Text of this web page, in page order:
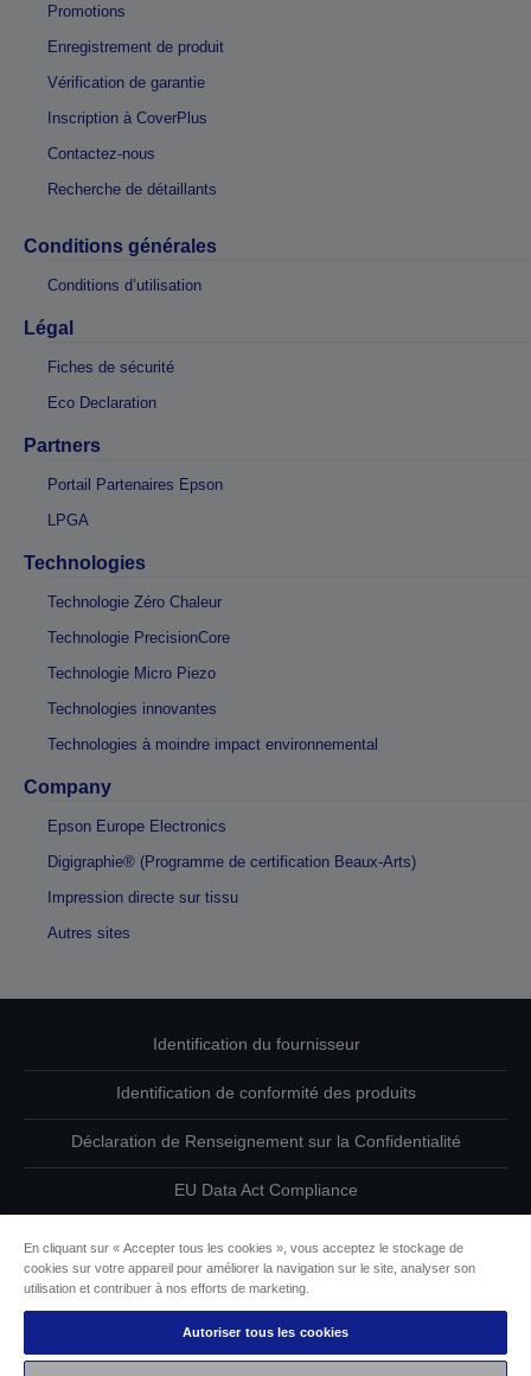
Promotions
Enregistrement de produit
Vérification de garantie
Inscription à CoverPlus
Contactez-nous
Recherche de détaillants
Conditions générales
Conditions d’utilisation
Légal
Fiches de sécurité
Eco Declaration
Partners
Portail Partenaires Epson
LPGA
Technologies
Technologie Zéro Chaleur
Technologie PrecisionCore
Technologie Micro Piezo
Technologies innovantes
Technologies à moindre impact environnemental
Company
Epson Europe Electronics
Digigraphie® (Programme de certification Beaux-Arts)
Impression directe sur tissu
Autres sites
Identification du fournisseur
Identification de conformité des produits
Déclaration de Renseignement sur la Confidentialité
EU Data Act Compliance
Informations sur les cookies
L’engagement d’Epson pour l’accessibilité
En cliquant sur « Accepter tous les cookies », vous acceptez le stockage de
cookies sur votre appareil pour améliorer la navigation sur le site, analyser son
utilisation et contribuer à nos efforts de marketing.
Autoriser tous les cookies